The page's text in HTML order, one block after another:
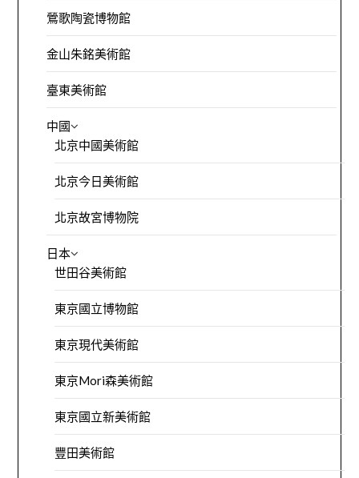
鶯歌陶瓷博物館
金山朱銘美術館
臺東美術館
中國
北京中國美術館
北京今日美術館
北京故宮博物院
日本
世田谷美術館
東京國立博物館
東京現代美術館
東京Mori森美術館
東京國立新美術館
豐田美術館